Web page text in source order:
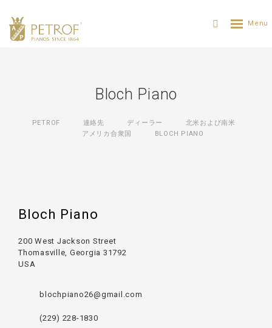
Bloch Piano
PETROF 連絡先 ディーラー
北米および南米
アメリカ合衆国
BLOCH PIANO
Bloch Piano
200 West Jackson Street
Thomasville, Georgia 31792
USA
blochpiano26@gmail.com
(229) 228-1830